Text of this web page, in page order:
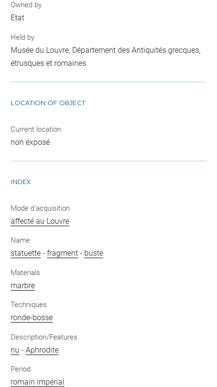
Owned by
Etat
Held by
Musée du Louvre, Département des Antiquités grecques,
étrusques et romaines
LOCATION OF OBJECT
Current location
non exposé
INDEX
Mode d'acquisition
affecté au Louvre
Name
statuette -fragment - buste
Materials
marbre
Techniques
ronde-bosse
Description/Features
nu -Aphrodite
Period
romain impérial